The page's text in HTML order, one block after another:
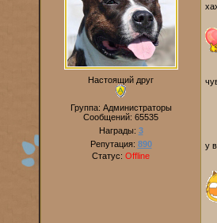
Настоящий друг
Группа: Администраторы
Сообщений: 65535
Награды: 3
Репутация: 890
Статус: Offline
у